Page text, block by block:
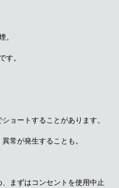
。
す。
ョートすることがあります。
常が発生することも。
まずはコンセントを使用中止